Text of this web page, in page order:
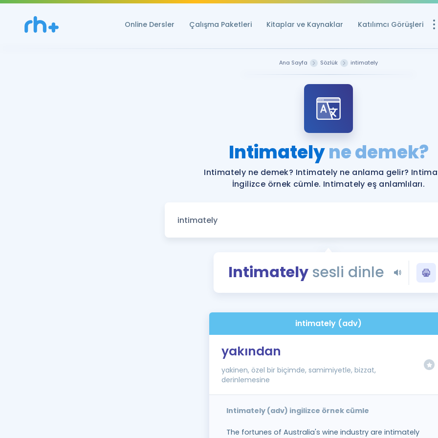
Online Dersler Çalışma Paketleri Kitaplar ve Kaynaklar Katılımcı Görüşleri
YDS ve YÖKDİL
YDS ve YÖKDİL'e
Tüm ÖSYM
YDS - YÖKDİL
İngilizce
Ana Sayfa Sözlük intimately
Intimatelyne demek?
Intimately ne demek? Intimately ne anlama gelir?
İngilizce örnek cümle. Intimately eş anlamlıları.
Intimatelysesli dinle
intimately (adv)
yakından
yakinen, özel bir biçimde, samimiyetle, bizzat,
derinlemesine
Intimately (adv) ingilizce örnek cümle
The fortunes of Australia's wine industry are intimately